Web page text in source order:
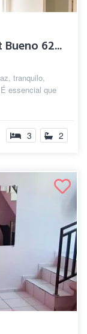
62...
tranquilo,
essencial que
3 2